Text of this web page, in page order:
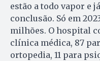
estão a todo vapor e
conclusão. Só em
milhões. O hospital
clínica médica, 87
ortopedia, 11 para